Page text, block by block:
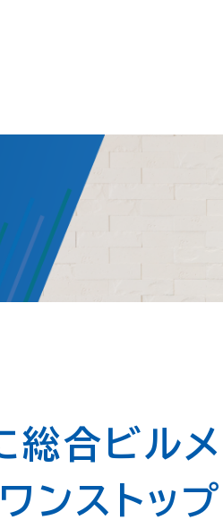
総合ビル
ンストッ